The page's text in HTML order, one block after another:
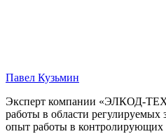
Павел Кузьмин
Эксперт компании «ЭЛКОД-
работы в области регулируемых
опыт работы в